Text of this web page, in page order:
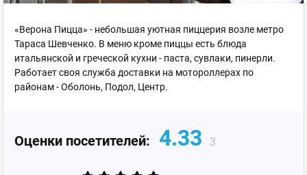
«Верона Пицца» - небольшая уютная пиццерия возле метро
Тараса Шевченко. В меню кроме пиццы есть блюда
итальянской и греческой кухни - паста, сувлаки, пинерли.
Работает своя служба доставки на мотороллерах по
районам - Оболонь, Подол, Центр.
Оценки посетителей: 4.33 3